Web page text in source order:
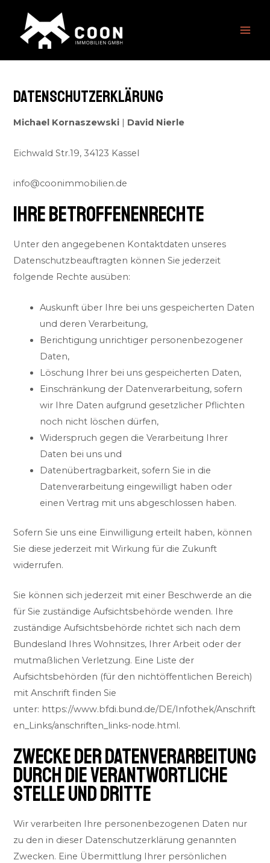
Inhalt
springen
Datenschutzerklärung
Michael Kornaszewski David Nierle
Eichwald Str.19, 34123 Kassel
info@coonimmobilien.de
IHRE BETROFFENENRECHTE
Unter den angegebenen Kontaktdaten unseres
Datenschutzbeauftragten können Sie jederzeit
folgende Rechte ausüben:
Auskunft über Ihre bei uns gespeicherten Daten
und deren Verarbeitung,
Berichtigung unrichtiger personenbezogener
Daten,
Löschung Ihrer bei uns gespeicherten Daten,
Einschränkung der Datenverarbeitung, sofern
wir Ihre Daten aufgrund gesetzlicher Pflichten
noch nicht löschen dürfen,
Widerspruch gegen die Verarbeitung Ihrer
Daten bei uns und
Datenübertragbarkeit, sofern Sie in die
Datenverarbeitung eingewilligt haben oder
einen Vertrag mit uns abgeschlossen haben.
Sofern Sie uns eine Einwilligung erteilt haben, können
Sie diese jederzeit mit Wirkung für die Zukunft
widerrufen.
Sie können sich jederzeit mit einer Beschwerde an die
für Sie zuständige Aufsichtsbehörde wenden. Ihre
zuständige Aufsichtsbehörde richtet sich nach dem
Bundesland Ihres Wohnsitzes, Ihrer Arbeit oder der
mutmaßlichen Verletzung. Eine Liste der
Aufsichtsbehörden (für den nichtöffentlichen Bereich)
mit Anschrift finden Sie
unter: https://www.bfdi.bund.de/DE/Infothek/Anschrift
en_Links/anschriften_links-node.html.
ZWECKE DER DATENVERARBEITUNG
DURCH DIE VERANTWORTLICHE
STELLE UND DRITTE
Wir verarbeiten Ihre personenbezogenen Daten nur
zu den in dieser Datenschutzerklärung genannten
Zwecken. Eine Übermittlung Ihrer persönlichen